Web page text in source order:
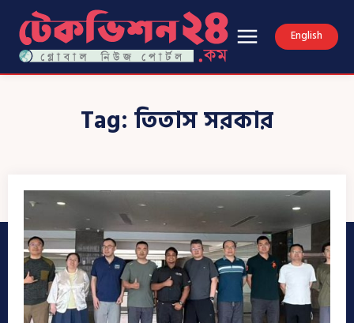
English
Tag: তিতাস সরকার